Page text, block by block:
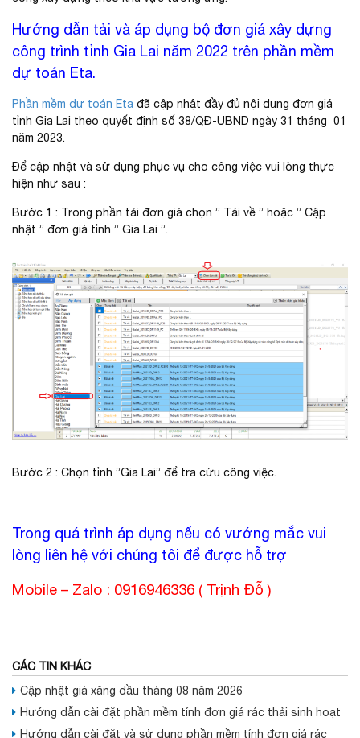
Hướng dẫn tải và áp dụng bộ đơn giá xây dựng
công trình tỉnh Gia Lai năm 2022 trên phần mềm
dự toán Eta.
Phần mềm dự toán Eta đã cập nhật đầy đủ nội dung đơn giá
tỉnh Gia Lai theo quyết định số 38/QĐ-UBND ngày 31 tháng 01
năm 2023.
Để cập nhật và sử dụng phục vụ cho công việc vui lòng thực
hiện như sau :
Bước 1 : Trong phần tải đơn giá chọn ” Tải về ” hoặc ” Cập
nhật ” đơn giá tỉnh ” Gia Lai ”.
Bước 2 : Chọn tỉnh ”Gia Lai” để tra cứu công việc.
Trong quá trình áp dụng nếu có vướng mắc vui
lòng liên hệ với chúng tôi để được hỗ trợ
Mobile – Zalo : 0916946336 ( Trịnh Đỗ )
CÁC TIN KHÁC
Cập nhật giá xăng dầu tháng 08 năm 2026
Hướng dẫn cài đặt phần mềm tính đơn giá rác thải sinh hoạt
Hướng dẫn cài đặt và sử dụng phần mềm tính đơn giá rác